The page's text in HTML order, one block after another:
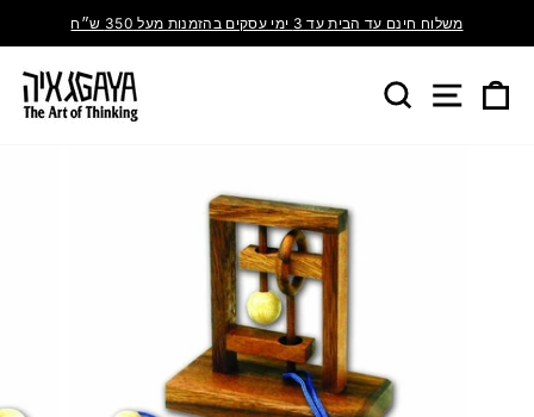
משלוח חינם עד הבית עד 3 ימי עסקים בהזמנות מעל 350 ש״ח